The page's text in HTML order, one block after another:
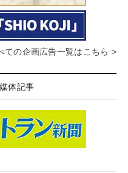
ての企画広告一覧はこちら >
体記事